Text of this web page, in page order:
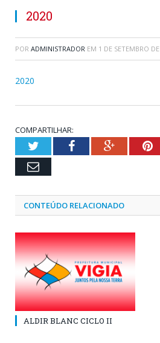
2020
POR ADMINISTRADOR EM 1 DE SETEMBRO
2020
COMPARTILHAR:
TwitterFacebookGoogle+
Email
CONTEÚDO RELACIONADO
ALDIR BLANC CICLO II